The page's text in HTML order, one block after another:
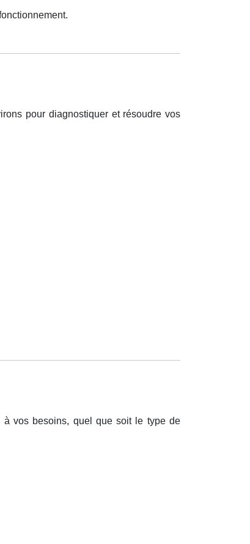
pour diagnostiquer et résoudre vos
àvos besoins, quel que soit le type de